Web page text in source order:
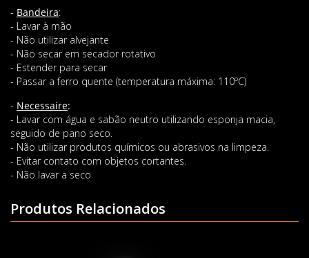
- Bandeira:
- Lavar à mão
- Não utilizar alvejante
- Não secar em secador rotativo
- Estender para secar
- Passar a ferro quente (temperatura máxima: 110ºC)
- Necessaire:
- Lavar com água e sabão neutro utilizando esponja macia,
seguido de pano seco.
- Não utilizar produtos químicos ou abrasivos na limpeza.
- Evitar contato com objetos cortantes.
- Não lavar a seco
Produtos Relacionados